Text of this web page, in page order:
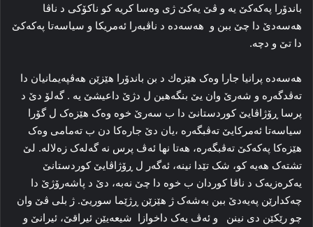
باندۆرا پەكەكێ یه‌ و ڤێ یەكێ ژی وەسا كریە كو ناكۆكی د ناڤا
ھەسەدێ دا چێ ببن و ھەسەدە د ناڤبه‌را ئەمریكا و سیاسه‌تا پەكەكێ
دا تێ و دچه‌.
هەسەدە پرانیا جارا وه‌ک ھێزەك د بن باندۆرا هێزێن هه‌ڤپه‌یمانیان دا
ته‌ڤدگه‌ره‌ و شه‌رێ وان یێ بنگه‌هین ل دژێ داعیشێ یه‌ . گەلۆ دێ د
پرسا ڕۆژاڤایێ کوردستانێ دا‌ ب سه‌رێ خوه‌ وه‌ک هێزه‌ک ل گۆرا
سیاسه‌تا ئەمرکایێ ته‌ڤبگه‌ره‌ ،یان دێ جاره‌کا دن ب ته‌مامی وه‌ک
ھێزەكا پەكەكێ ته‌ڤبگه‌ره‌، ھەتا نھا ئەڤ پرس نه‌ گه‌له‌ک زه‌لاله‌. لێ
تشته‌ک هه‌یه‌ کو، شک تێدا نینە، ئه‌گه‌ر ل ڕۆژاڤایێ کوردستانێ
یه‌کره‌زیه‌ک د ناڤا کوردان ب خوه‌ دا‌ چێ نەبە، دێ د پاشه‌رۆژێ دا‌
چه‌کدارێن پەیەدێ ببن به‌شه‌ک ژ هێزێن ڕ‌ژێما سوریێ. ژ بلی ڤێ وان
چو رێكێن دی نینن ‌ و ئه‌ڤ یه‌ک داخوازا شیعه‌یێن ئیراقێ، ئیرانێ و